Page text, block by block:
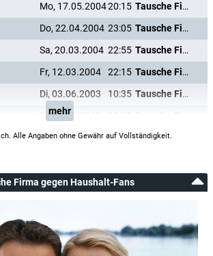
Mo, 17.05.200420:15
Tausche Firma gegen Haushalt
Do, 22.04.2004 23:05
Tausche Firma gegen Haushalt
Sa, 20.03.2004 22:55
Tausche Firma gegen Haushalt
Fr, 12.03.2004 22:15
Tausche Firma gegen Haushalt
Di, 03.06.2003 10:35
Tausche Firma gegen Haushalt
Fr, 30.05.2003
mehr
Alle Angaben ohne Gewähr auf Vollständigkeit.
Firma gegen Haushalt-Fans